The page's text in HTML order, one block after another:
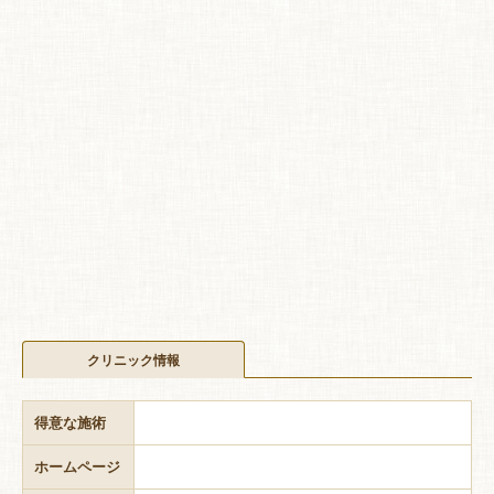
クリニック情報
得意な施術
ホームページ